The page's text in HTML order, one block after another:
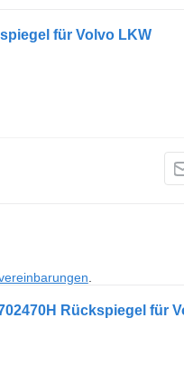
für Volvo LKW
Rückspiegel für